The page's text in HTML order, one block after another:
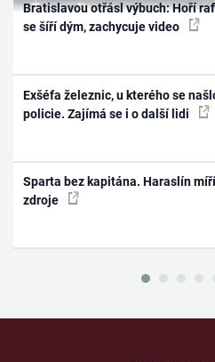
Bratislavou otřásl výbuch: Hoří
se šíří dým, zachycuje video
Exšéfa železnic, u kterého se
policie. Zajímá se i o další lidi
Sparta bez kapitána. Haraslín
zdroje